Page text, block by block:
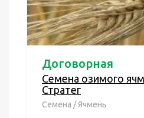
Договорная
Семена озимого
Стратег
Семена /Ячмень